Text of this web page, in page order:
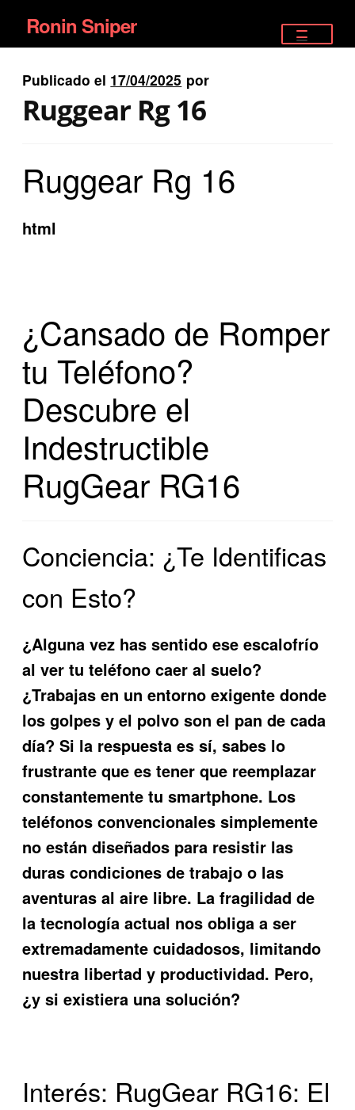
Ir
a
la
navegación
Ir
al
contenido
Ronin Sniper
PISTOLAS
RIFLES DEPORTIVOS
SATELITALES
Publicado el 17/04/2025 por
Ruggear Rg 16
Ruggear Rg 16
html
¿Cansado de Romper
tu Teléfono?
Descubre el
Indestructible
RugGear RG16
Conciencia: ¿Te Identificas
con Esto?
¿Alguna vez has sentido ese escalofrío
al ver tu teléfono caer al suelo?
¿Trabajas en un entorno exigente donde
los golpes y el polvo son el pan de cada
día? Si la respuesta es sí, sabes lo
frustrante que es tener que reemplazar
constantemente tu smartphone. Los
teléfonos convencionales simplemente
no están diseñados para resistir las
duras condiciones de trabajo o las
aventuras al aire libre. La fragilidad de
la tecnología actual nos obliga a ser
extremadamente cuidadosos, limitando
nuestra libertad y productividad. Pero,
¿y si existiera una solución?
Interés: RugGear RG16: El